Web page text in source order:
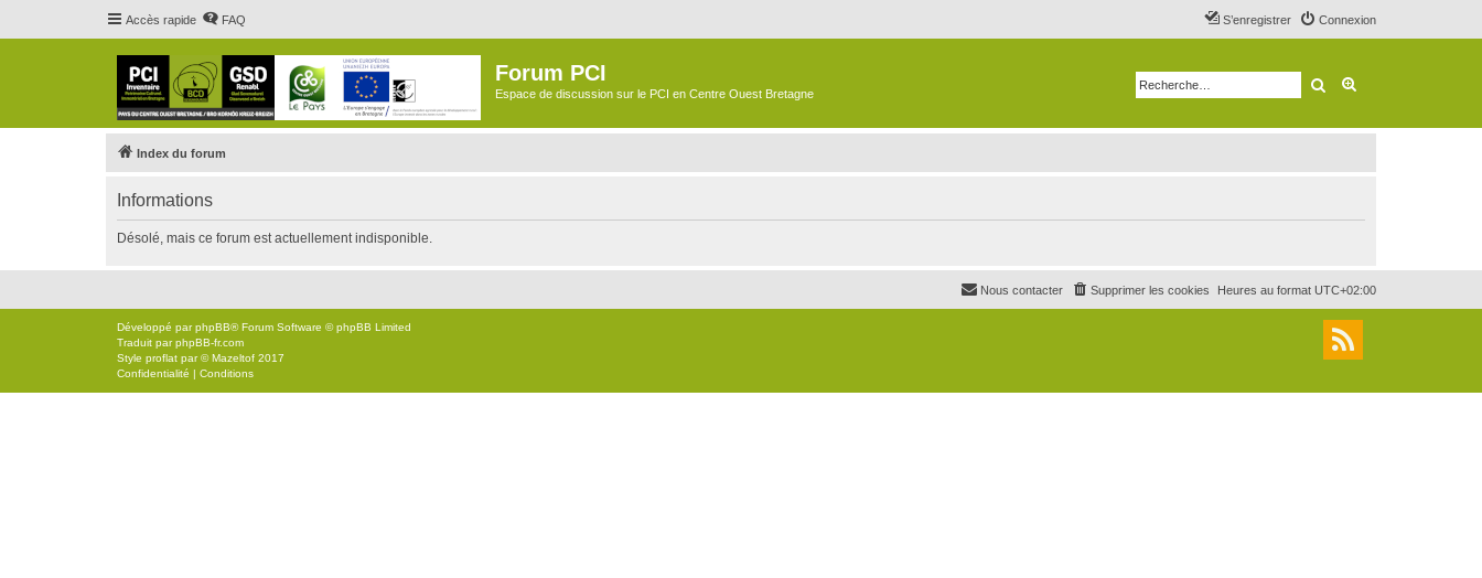
Accès rapide FAQ Connexion
S’enregistrer
Forum PCI
Espace de discussion sur le PCI en Centre Ouest Bretagne Rechercher
Index du forum
Informations
Désolé, mais ce forum est actuellement indisponible.
Heures au format UTC+02:00
Supprimer les cookies
Nous contacter
Développé parphpBB® Forum Software © phpBB Limited
Traduit parphpBB-fr.com
Style proflat par ©Mazeltof 2017
Confidentialité | Conditions